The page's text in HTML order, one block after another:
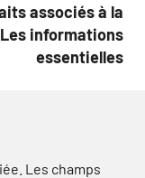
associés à la
informations
essentielles
Les champs